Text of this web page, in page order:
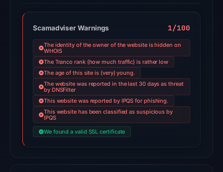
engines
the
domain
on
Jun
14,
2026
at
UTC.
Scamadviser Warnings 1/100
The identity of the owner of the website is hidden on
WHOIS
The Tranco rank (how much traffic) is rather low
The age of this site is (very) young.
The website was reported in the last 30 days as threat
by DNSFilter
This website was reported by IPQS for phishing.
This website has been classified as suspicious by
IPQS
We found a valid SSL certificate